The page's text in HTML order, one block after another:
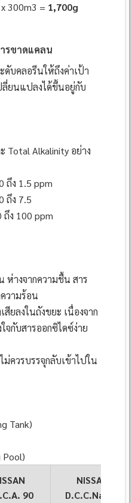
300m3 = 1,700g
ารขาดแคลน
บคลอรีนให้ถึงค่าเป้า
ลี่ยนแปลงได้ขึ้นอยู่กับ
Total Alkalinity อย่าง
ถึง 1.5 ppm
ถึง 7.5
ถึง 100 ppm
ห่างจากความชื้น สาร
วามร้อน
สียลงในถังขยะ เนื่องจาก
จกับสารออกซิไดซ์ง่าย
ควรบรรจุกลับเข้าไปใน
Tank)
Pool)
90
NISSAN
D.C.C.Na. 60